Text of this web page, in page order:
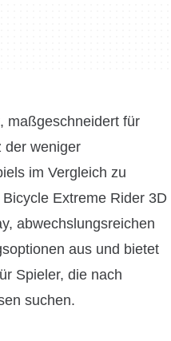
maßgeschneidert für
der weniger
im Vergleich zu
Extreme Rider 3D
abwechslungsreichen
aus und bietet
Spieler, die nach
suchen.